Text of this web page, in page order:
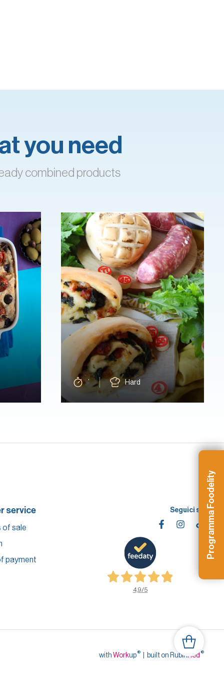
you need
combined products
’ Hard
service
of sale
payment
Seguici su
4,9/5
withWorkup® built on RubinRed ®
Programma Foodelity